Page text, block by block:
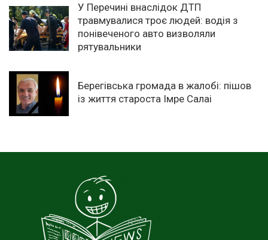
У Перечині внаслідок ДТП
травмувалися троє людей: водія з
понівеченого авто визволяли
рятувальники
Берегівська громада в жалобі: пішов
із життя староста Імре Салаі